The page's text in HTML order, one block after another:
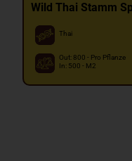
Wild Thai Stamm
Thai
Out: 800 - Pro Pflanze
In: 500 - M2